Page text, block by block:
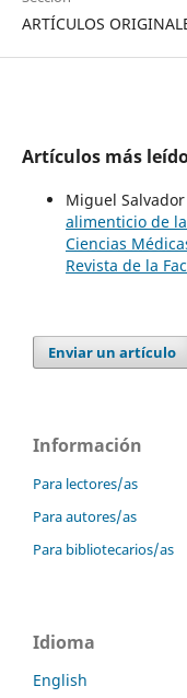
ARTÍCULOS
Artículos más
Miguel
alimenticio de
Ciencias
Revista de la
Enviar un artículo
Información
Para lectores/as
Para autores/as
Para bibliotecarios/as
Idioma
English